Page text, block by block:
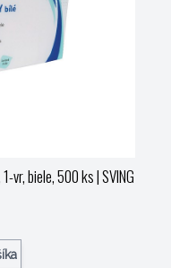
vr, biele, 500 ks| SVING